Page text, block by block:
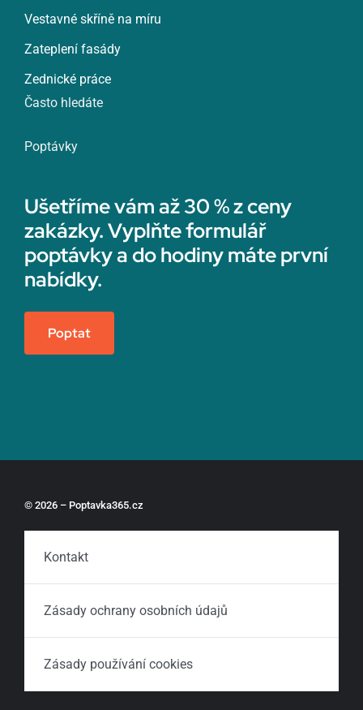
Vestavné skříně na míru
Zateplení fasády
Zednické práce
Často hledáte
Poptávky
Ušetříme vám až 30 % z ceny
zakázky. Vyplňte formulář
poptávky a do hodiny máte první
nabídky.
Poptat
© 2026 – Poptavka365.cz
Kontakt
Zásady ochrany osobních údajů
Zásady používání cookies